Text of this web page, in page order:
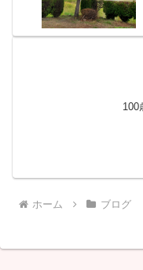
100
ホーム ブログ